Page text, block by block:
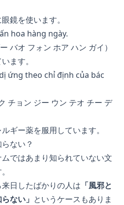
鏡を使います。
hoa hàng ngày.
バオ フォン ホア ハン ガイ）
ます。
ứng theo chỉ định của bác
チョン ジー ウン テオ チー デ
ギー薬を服用しています。
ない？
ではあまり知られていない文
日したばかりの人は 「風邪と
ない」 というケースもありま